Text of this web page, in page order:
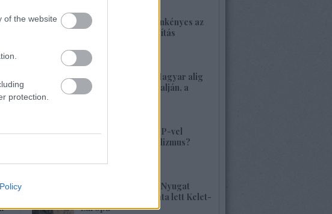
of the website
protection.
1417. BEKIÁLTÁS: Önkényes az
alaptörvény-módosítás
1416. BEKIÁLTÁS: Magyar alig
volt, alig van Kárpátalján, a
veszély összetett!
1415. BEKIÁLTÁS: MP-vel
visszatérne a szocializmus?
2026. május 10. 12:25
1414. BEKIÁLTÁS: A Nyugat
hulladékának lerakata lett Kelet-
Európa